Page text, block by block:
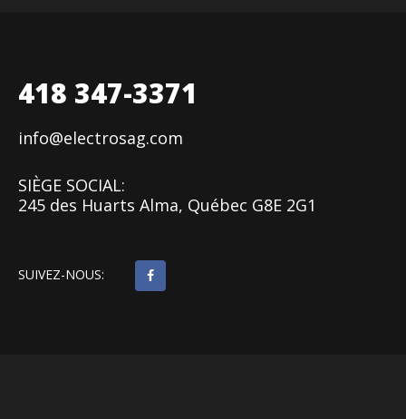
418 347-3371
info@electrosag.com
SIÈGE SOCIAL:
245 des Huarts Alma, Québec G8E 2G1
SUIVEZ-NOUS: